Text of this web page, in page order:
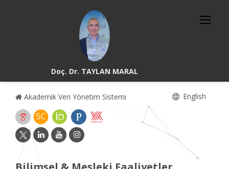
Doç. Dr. TAYLAN MARAL
Akademik Veri Yönetim Sistemi English